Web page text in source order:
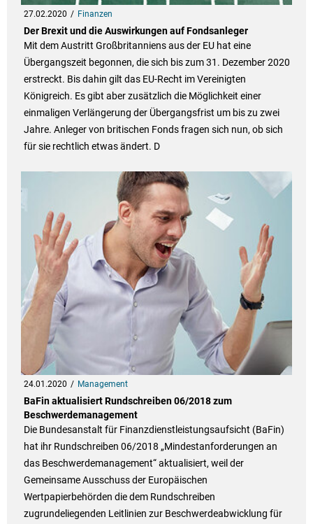
27.02.2020 Finanzen
Der Brexit und die Auswirkungen auf Fondsanleger
Mit dem Austritt Großbritanniens aus der EU hat eine
Übergangszeit begonnen, die sich bis zum 31. Dezember 2020
erstreckt. Bis dahin gilt das EU-Recht im Vereinigten
Königreich. Es gibt aber zusätzlich die Möglichkeit einer
einmaligen Verlängerung der Übergangsfrist um bis zu zwei
Jahre. Anleger von britischen Fonds fragen sich nun, ob sich
für sie rechtlich etwas ändert. D
24.01.2020 Management
BaFin aktualisiert Rundschreiben 06/2018 zum
Beschwerdemanagement
Die Bundesanstalt für Finanzdienstleistungsaufsicht (BaFin)
hat ihr Rundschreiben 06/2018 „Mindestanforderungen an
das Beschwerdemanagement“ aktualisiert, weil der
Gemeinsame Ausschuss der Europäischen
Wertpapierbehörden die dem Rundschreiben
zugrundeliegenden Leitlinien zur Beschwerdeabwicklung für